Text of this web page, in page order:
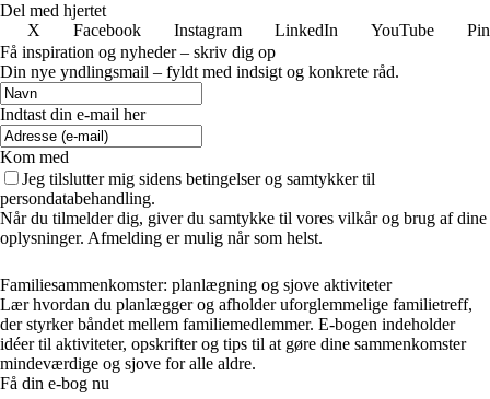
Del med hjertet
X
Facebook Instagram LinkedIn YouTube
Få inspiration og nyheder – skriv dig op
Din nye yndlingsmail – fyldt med indsigt og konkrete råd.
Indtast din e-mail her
Kom med
Jeg tilslutter mig sidens betingelser og samtykker til
persondatabehandling.
Når du tilmelder dig, giver du samtykke til vores vilkår og brug af dine
oplysninger. Afmelding er mulig når som helst.
Familiesammenkomster: planlægning og sjove aktiviteter
Lær hvordan du planlægger og afholder uforglemmelige familietreff,
der styrker båndet mellem familiemedlemmer. E-bogen indeholder
idéer til aktiviteter, opskrifter og tips til at gøre dine sammenkomster
mindeværdige og sjove for alle aldre.
Få din e-bog nu